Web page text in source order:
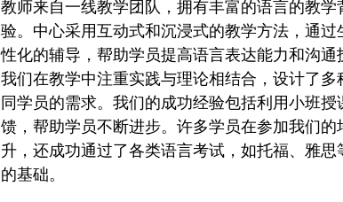
教师来自一线教学团队，拥有丰富的语言的教
验。中心采用互动式和沉浸式的教学方法，通
性化的辅导，帮助学员提高语言表达能力和沟通
我们在教学中注重实践与理论相结合，设计了
同学员的需求。我们的成功经验包括利用小班
馈，帮助学员不断进步。许多学员在参加我们
升，还成功通过了各类语言考试，如托福、雅
的基础。